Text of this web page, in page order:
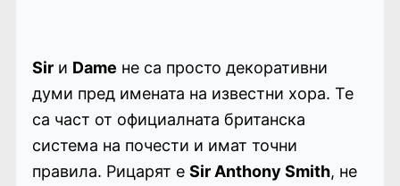
Sirи Dame не са просто декоративни
думи пред имената на известни хора. Те
са част от официалната британска
система на почести и имат точни
правила. Рицарят е Sir Anthony Smith, не